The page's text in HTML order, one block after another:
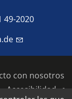
49-2020
con nosotros
Accesibilidad